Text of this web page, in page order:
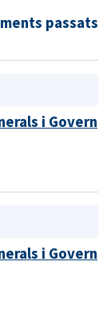
passats
i Govern
i Govern